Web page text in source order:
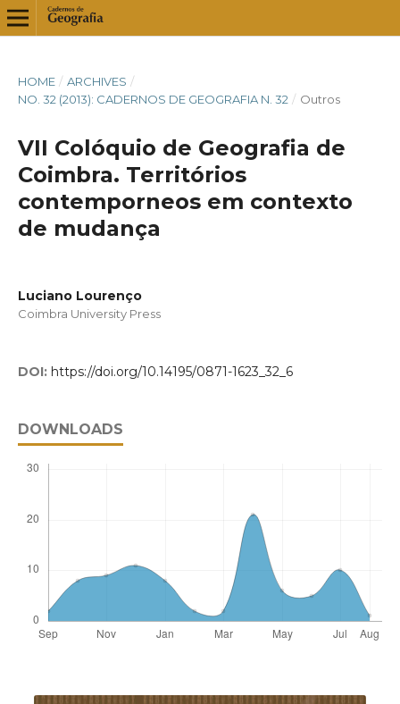
HOME / ARCHIVES /
NO. 32 (2013): CADERNOS DE GEOGRAFIA N. 32 / Outros
VII Colóquio de Geografia de
Coimbra. Territórios
contemporneos em contexto
de mudança
Luciano Lourenço
Coimbra University Press
DOI: https://doi.org/10.14195/0871-1623_32_6
DOWNLOADS